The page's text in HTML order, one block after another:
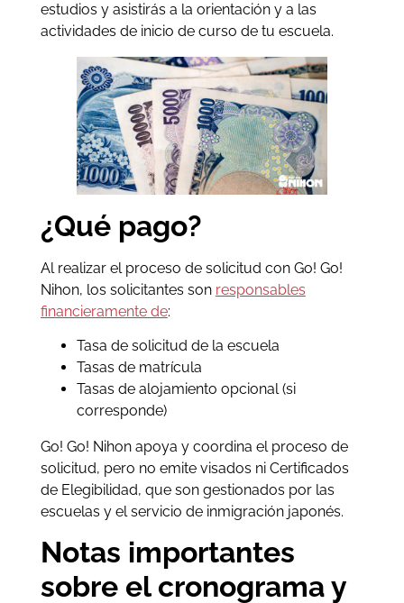
estudios y asistirás a la orientación y a las
actividades de inicio de curso de tu escuela.
¿Qué pago?
Al realizar el proceso de solicitud con Go! Go!
Nihon, los solicitantes son responsables
financieramente de:
Tasa de solicitud de la escuela
Tasas de matrícula
Tasas de alojamiento opcional (si
corresponde)
Go! Go! Nihon apoya y coordina el proceso de
solicitud, pero no emite visados ni Certificados
de Elegibilidad, que son gestionados por las
escuelas y el servicio de inmigración japonés.
Notas importantes
sobre el cronograma y